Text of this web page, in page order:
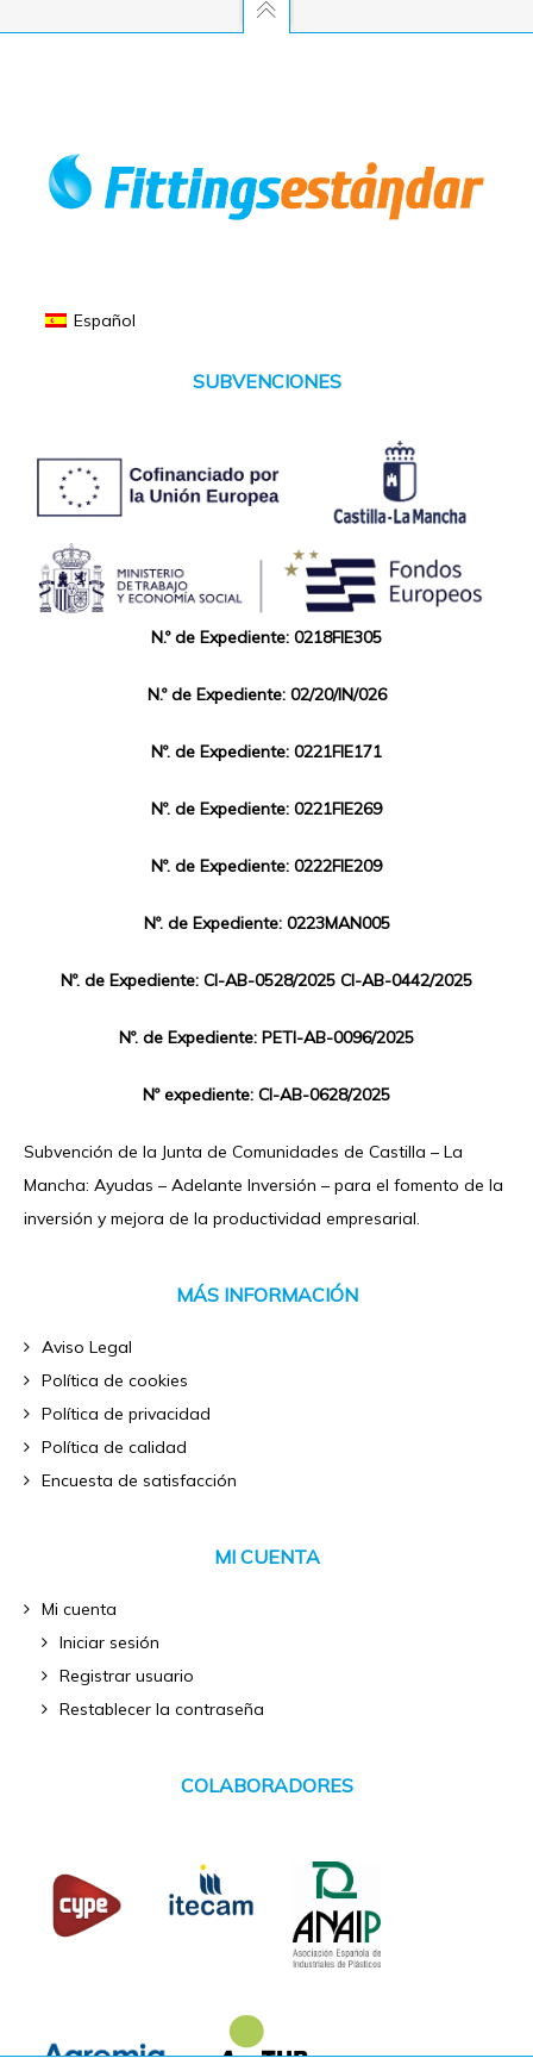
Español
SUBVENCIONES
N.º de Expediente: 0218FIE305
N.º de Expediente: 02/20/IN/026
Nº. de Expediente: 0221FIE171
Nº. de Expediente: 0221FIE269
Nº. de Expediente: 0222FIE209
Nº. de Expediente: 0223MAN005
Nº. de Expediente: CI-AB-0528/2025 CI-AB-0442/2025
Nº. de Expediente: PETI-AB-0096/2025
Nº expediente: CI-AB-0628/2025
Subvención de la Junta de Comunidades de Castilla – La
Mancha: Ayudas – Adelante Inversión – para el fomento de la
inversión y mejora de la productividad empresarial.
MÁS INFORMACIÓN
Aviso Legal
Política de cookies
Política de privacidad
Política de calidad
Encuesta de satisfacción
MI CUENTA
Mi cuenta
Iniciar sesión
Registrar usuario
Restablecer la contraseña
COLABORADORES